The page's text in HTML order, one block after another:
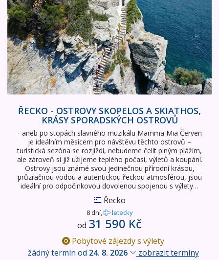
ŘECKO - OSTROVY SKOPELOS A SKIATHOS,
KRÁSY SPORADSKÝCH OSTROVŮ
- aneb po stopách slavného muzikálu Mamma Mia Červen
je ideálním měsícem pro návštěvu těchto ostrovů –
turistická sezóna se rozjíždí, nebudeme čelit plným plážím,
ale zároveň si již užijeme teplého počasí, výletů a koupání.
Ostrovy jsou známé svou jedinečnou přírodní krásou,
průzračnou vodou a autentickou řeckou atmosférou, jsou
ideální pro odpočinkovou dovolenou spojenou s výlety…
Řecko
8 dní, letecky
od 31 590 Kč
Pobytové zájezdy s výlety
žádný termín od 24. 8. 2026 zobrazit termíny